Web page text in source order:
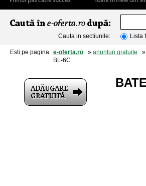
Cauta in sectiunile: Lista
Esti pe pagina: e-oferta.ro » anunturi gratuite »
BL-6C